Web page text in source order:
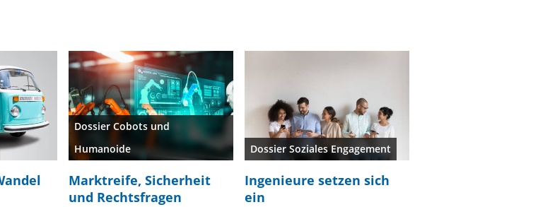
Dossier Cobots und
Humanoide
Marktreife, Sicherheit
und Rechtsfragen
Dossier Soziales Engagement
Ingenieure setzen sich
ein